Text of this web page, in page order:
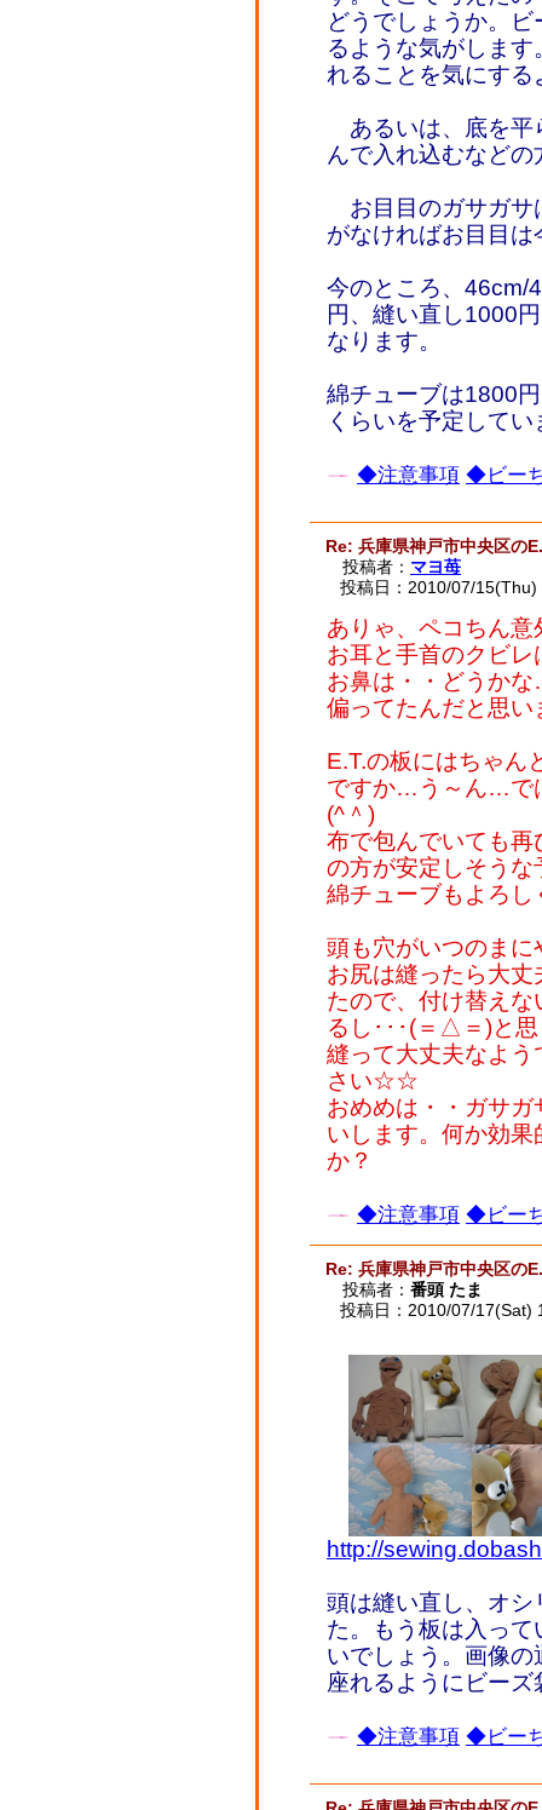
どうでしょうか。
るような気がしま
れることを気にす
あるいは、底を平
んで入れ込むなど
お目目のガサガサ
がなければお目目
今のところ、46cm/
円、縫い直し1000
なります。
綿チューブは1800
くらいを予定してい
◆注意事項 ◆ビー
Re: 兵庫県神戸市中央区の
投稿者： マヨ苺
投稿日：2010/07/
ありゃ、ペコちん
お耳と手首のクビ
お鼻は・・どうか
偏ってたんだと思い
E.T.の板にはちゃん
ですか…う～ん…で
(^＾)
布で包んでいても
の方が安定しそうな
綿チューブもよろし
頭も穴がいつのま
お尻は縫ったら大
たので、付け替え
るし･･･(＝△＝)と
縫って大丈夫なよ
さい☆☆
おめめは・・ガサ
いします。何か効
か？
◆注意事項 ◆ビー
Re: 兵庫県神戸市中央区の
投稿者： 番頭 たま
投稿日：2010/07/17(Sat)
http://
頭は縫い直し、オ
た。もう板は入っ
いでしょう。画像
座れるようにビー
◆注意事項 ◆ビー